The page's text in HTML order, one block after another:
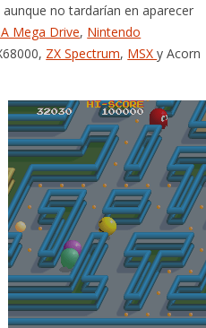
no tardarían en aparecer
Mega Drive, Nintendo
ZX Spectrum, MSXy Acorn